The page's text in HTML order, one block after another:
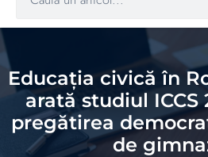
Educația civică în
arată studiul ICCS
pregătirea
de